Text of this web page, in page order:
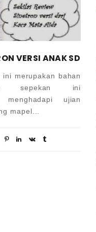
VERSI ANAK SD
merupakan bahan
sepekan ini
menghadapi ujian
mapel...